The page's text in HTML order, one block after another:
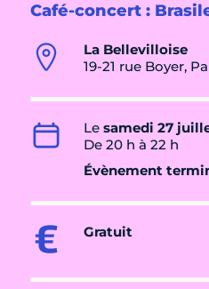
Café-concert :
La Bellevilloise
19-21 rue Boyer,
Le samedi 27
De 20 h à 22 h
Évènement
Gratuit